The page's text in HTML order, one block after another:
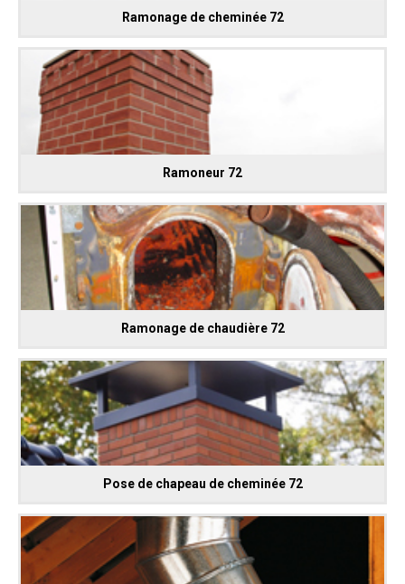
Ramonage de cheminée 72
Ramoneur 72
Ramonage de chaudière 72
Pose de chapeau de cheminée 72